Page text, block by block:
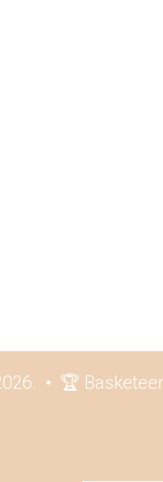
🏆 Basketeer